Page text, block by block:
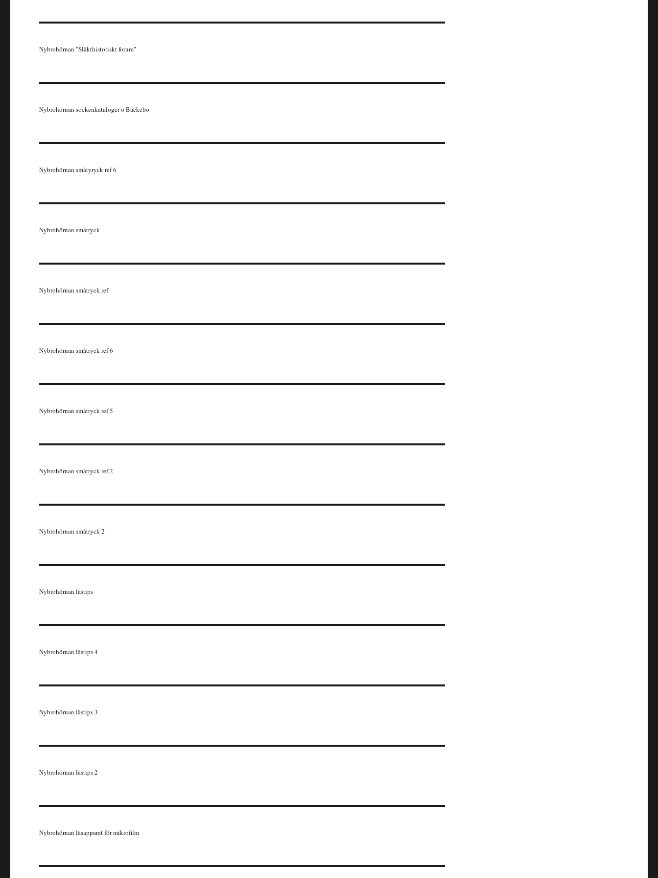
Nybrohörnan "Släkthistoriskt forum"
Nybrohörnan sockenkataloger o Bäckebo
Nybrohörnan småtyryck ref 6
Nybrohörnan småtryck
Nybrohörnan småtryck ref
Nybrohörnan småtryck ref 6
Nybrohörnan småtryck ref 5
Nybrohörnan småtryck ref 2
Nybrohörnan småtryck 2
Nybrohörnan lästips
Nybrohörnan lästips 4
Nybrohörnan lästips 3
Nybrohörnan lästips 2
Nybrohörnan läsapparat för mikrofilm